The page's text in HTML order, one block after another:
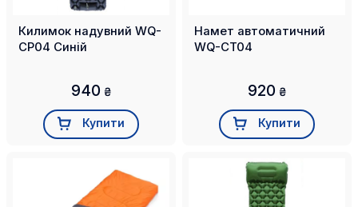
Килимок надувний WQ-
CP04 Синій
940 ₴
Купити
Намет автоматичний
WQ-CT04
920 ₴
Купити